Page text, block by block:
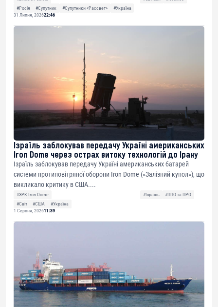
#Росія
#Супутник #Супутники «Рассвет»
#Україна
31 Липня, 202622:46
Ізраїль заблокував передачу Україні американських
Iron Dome через острах витоку технологій до Ірану
Ізраїль заблокував передачу Україні американських батарей
системи протиповітряної оборони Iron Dome («Залізний купол»), що
викликало критику в США....
#ЗРК Iron Dome #Ізраїль
#ППО та ПРО
#Світ
#США
#Україна
1 Серпня, 202611:39